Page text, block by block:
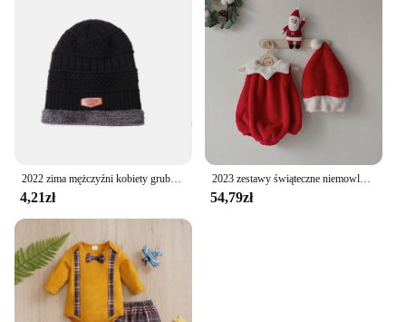
2022 zima mężczyźni kobiety gruba czapka typu Beanie czapka z dzianiny czapka zimowa czapka damska wełna szalik czapka kominiarka kapelusiki dziecięce zestaw
4,21zł
2023 zestawy świąteczne niemowlęce pluszowe ciepłe dziecięce pajacyki z czapką jesienną ubranka niemowlęce na zimę niemowlę pnącze śliczny dziecięcy kombinezon
54,79zł